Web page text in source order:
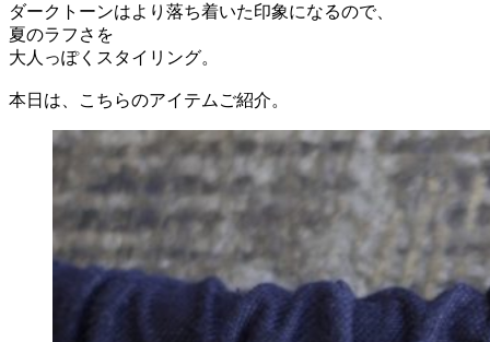
ダークトーンはより落ち着いた印象になるので、
夏のラフさを
大人っぽくスタイリング。
本日は、こちらのアイテムご紹介。